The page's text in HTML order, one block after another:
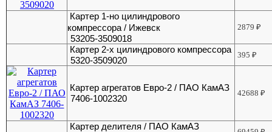
Картер 1-но цилиндрового
компрессора / Ижевск
53205-3509018
2879₽
Картер 2-х цилиндрового компрессора
5320-3509020
395₽
Картер агрегатов Евро-2 / ПАО КамАЗ
7406-1002320
42688₽
Картер делителя / ПАО КамАЗ